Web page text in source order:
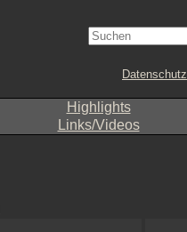
Datenschutz
Highlights
Links/Videos